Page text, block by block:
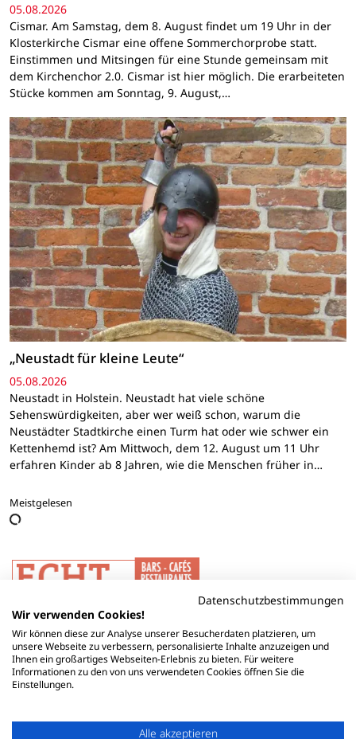
05.08.2026
Cismar. Am Samstag, dem 8. August findet um 19 Uhr in der
Klosterkirche Cismar eine offene Sommerchorprobe statt.
Einstimmen und Mitsingen für eine Stunde gemeinsam mit
dem Kirchenchor 2.0. Cismar ist hier möglich. Die erarbeiteten
Stücke kommen am Sonntag, 9. August,…
„Neustadt für kleine Leute“
05.08.2026
Neustadt in Holstein. Neustadt hat viele schöne
Sehenswürdigkeiten, aber wer weiß schon, warum die
Neustädter Stadtkirche einen Turm hat oder wie schwer ein
Kettenhemd ist? Am Mittwoch, dem 12. August um 11 Uhr
erfahren Kinder ab 8 Jahren, wie die Menschen früher in…
Meistgelesen
Datenschutzbestimmungen
Wir verwenden Cookies!
Wir können diese zur Analyse unserer Besucherdaten platzieren, um
unsere Webseite zu verbessern, personalisierte Inhalte anzuzeigen und
Ihnen ein großartiges Webseiten-Erlebnis zu bieten. Für weitere
Informationen zu den von uns verwendeten Cookies öffnen Sie die
Einstellungen.
Alle akzeptieren